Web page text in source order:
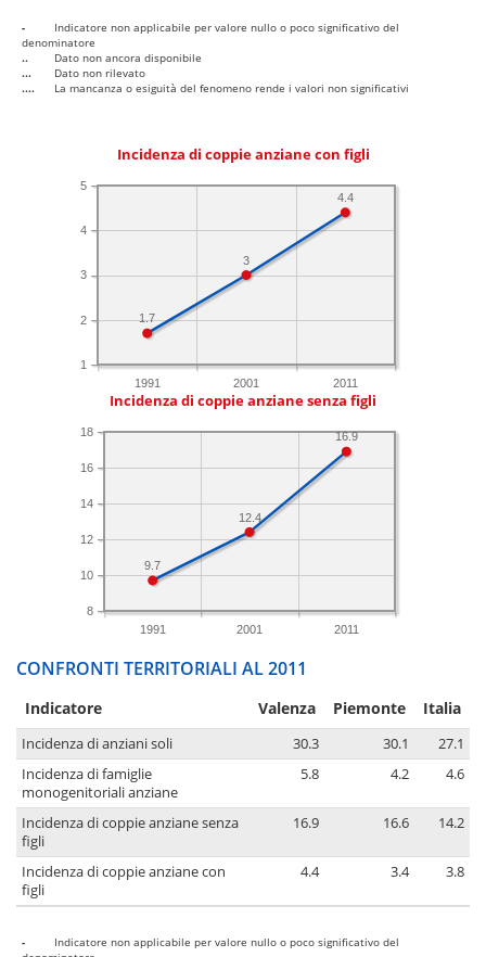
-
Indicatore non applicabile per valore nullo o poco significativo del
denominatore
..
Dato non ancora disponibile
...
Dato non rilevato
....
La mancanza o esiguità del fenomeno rende i valori non significativi
Incidenza di coppie anziane con figli
1991 2001 2011
1
2
3
4
5
4.4
3
1.7
Incidenza di coppie anziane senza figli
1991 2001 2011
8
10
12
14
16
18 16.9
12.4
9.7
CONFRONTI TERRITORIALI AL 2011
Indicatore Valenza Piemonte Italia
Incidenza di anziani soli 30.3 30.1
27.1
Incidenza di famiglie
monogenitoriali anziane
5.8 4.2 4.6
Incidenza di coppie anziane senza
figli
16.9 16.6 14.2
Incidenza di coppie anziane con
figli
4.4 3.4 3.8
-
Indicatore non applicabile per valore nullo o poco significativo del